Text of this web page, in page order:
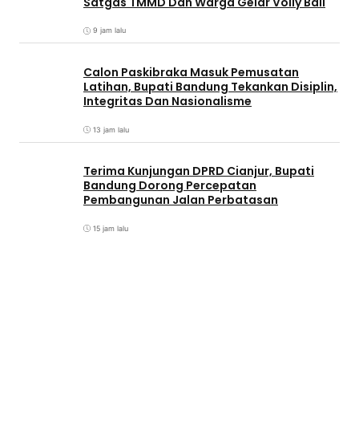
9 jam lalu
Calon Paskibraka Masuk Pemusatan
Latihan, Bupati Bandung Tekankan Disiplin,
Integritas Dan Nasionalisme
13 jam lalu
Terima Kunjungan DPRD Cianjur, Bupati
Bandung Dorong Percepatan
Pembangunan Jalan Perbatasan
15 jam lalu